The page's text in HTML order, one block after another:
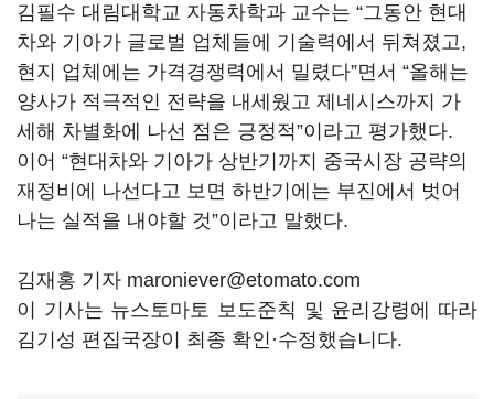
김필수 대림대학교 자동차학과 교수는 “그동안 현대
차와 기아가 글로벌 업체들에 기술력에서 뒤쳐졌고,
현지 업체에는 가격경쟁력에서 밀렸다”면서 “올해는
양사가 적극적인 전략을 내세웠고 제네시스까지 가
세해 차별화에 나선 점은 긍정적”이라고 평가했다.
이어 “현대차와 기아가 상반기까지 중국시장 공략의
재정비에 나선다고 보면 하반기에는 부진에서 벗어
나는 실적을 내야할 것”이라고 말했다.
김재홍 기자 maroniever@etomato.com
이 기사는 뉴스토마토 보도준칙 및 윤리강령에 따라
김기성 편집국장이 최종 확인·수정했습니다.